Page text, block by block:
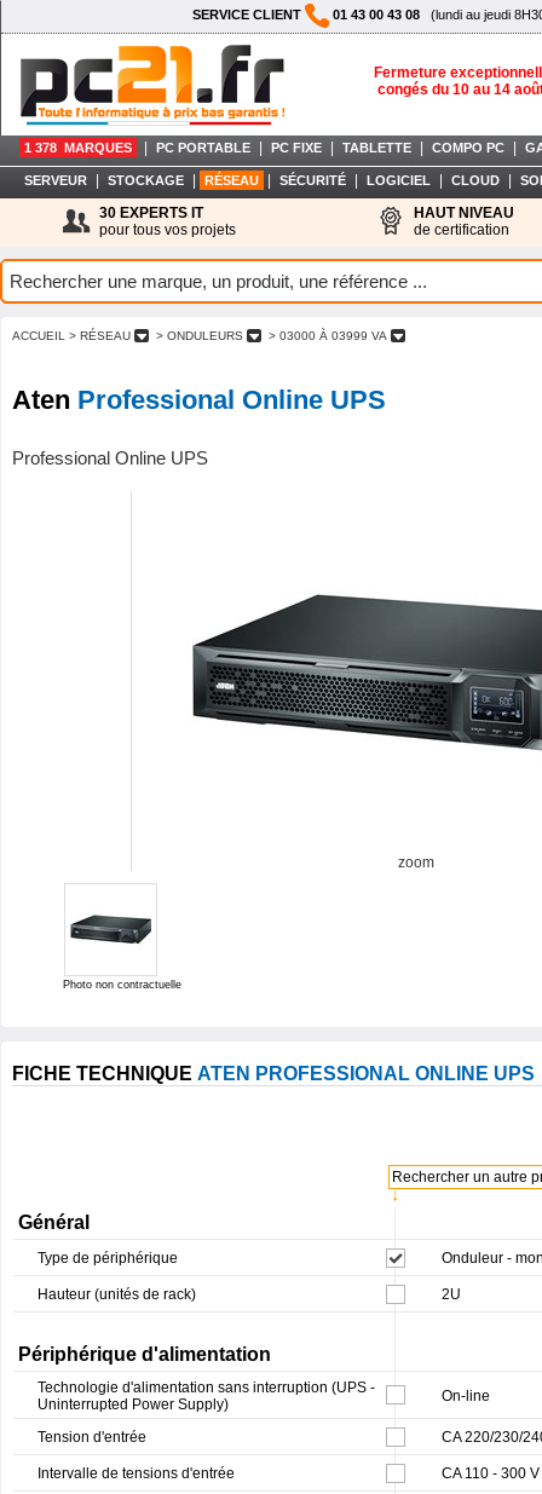
SERVICE CLIENT 01 43 00 43 08 (lundi au jeudi
Fermeture
congés du 10 au 14
1 378 MARQUES PC PORTABLE PC FIXE TABLETTE COMPO PC
SERVEUR STOCKAGE RÉSEAU SÉCURITÉ LOGICIEL CLOUD
30 EXPERTS IT
pour tous vos projets
HAUT NIVEAU
de certification
ACCUEIL > RÉSEAU > ONDULEURS > 03000 À 03999 VA
Aten Professional Online UPS
Professional Online UPS
zoom
Photo non contractuelle
FICHE TECHNIQUE ATEN PROFESSIONAL ONLINE UPS
↓
Rechercher un autre
Général
Type de périphérique Onduleur -
Hauteur (unités de rack) 2U
Périphérique d'alimentation
Technologie d'alimentation sans interruption (UPS -
Uninterrupted Power Supply)
On-line
Tension d'entrée CA 220/230/
Intervalle de tensions d'entrée CA 110 - 300 V